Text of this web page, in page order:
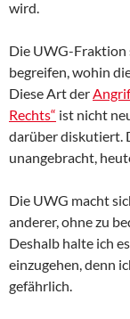
wird.
Die UWG-Fraktion
begreifen, wohin
Diese Art der
Rechts“ ist nicht
darüber diskutiert.
unangebracht,
Die UWG macht
anderer, ohne zu
Deshalb halte ich
einzugehen, denn
gefährlich.